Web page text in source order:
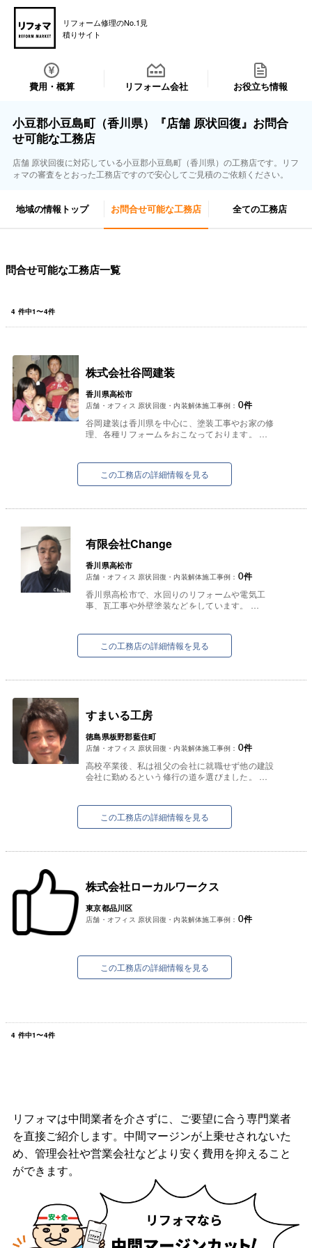
リフォーム修理のNo.1見
積りサイト
費用・概算 リフォーム会社 お役立ち情報
小豆郡小豆島町（香川県）『店舗 原状回復』お問合
せ可能な工務店
店舗 原状回復に対応している小豆郡小豆島町（香川県）の工務店です。リフ
ォマの審査をとおった工務店ですので安心してご見積のご依頼ください。
地域の情報トップ お問合せ可能な工務店 全ての工務店
問合せ可能な工務店一覧
4 件中1〜4件
株式会社谷岡建装
香川県高松市
店舗・オフィス 原状回復・内装解体施工事例： 0件
谷岡建装は香川県を中心に、塗装工事やお家の修
理、各種リフォームをおこなっております。
この工務店の詳細情報を見る
有限会社Change
香川県高松市
店舗・オフィス 原状回復・内装解体施工事例： 0件
香川県高松市で、水回りのリフォームや電気工
事、瓦工事や外壁塗装などをしています。
元々が電...
この工務店の詳細情報を見る
すまいる工房
徳島県板野郡藍住町
店舗・オフィス 原状回復・内装解体施工事例： 0件
高校卒業後、私は祖父の会社に就職せず他の建設
会社に勤めるという修行の道を選びました。
この工務店の詳細情報を見る
株式会社ローカルワークス
東京都品川区
店舗・オフィス 原状回復・内装解体施工事例： 0件
この工務店の詳細情報を見る
4 件中1〜4件
リフォマは中間業者を介さずに、ご要望に合う専門業者
を直接ご紹介します。中間マージンが上乗せされないた
め、管理会社や営業会社などより安く費用を抑えること
ができます。